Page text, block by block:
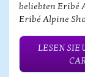
beliebten Eribé
Eribé Alpine
LESEN SIE